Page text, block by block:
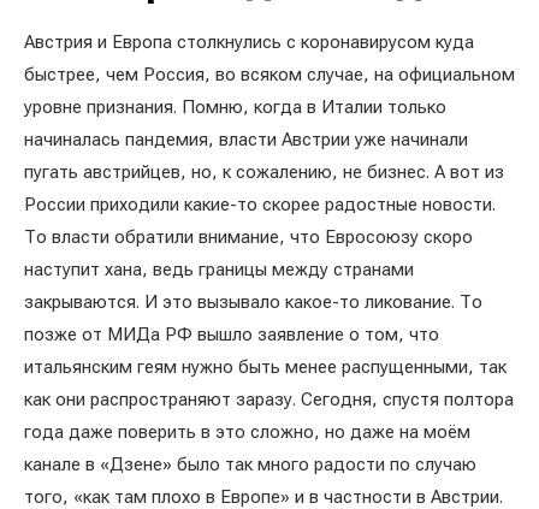
Австрия и Европа столкнулись с коронавирусом куда
быстрее, чем Россия, во всяком случае, на официальном
уровне признания. Помню, когда в Италии только
начиналась пандемия, власти Австрии уже начинали
пугать австрийцев, но, к сожалению, не бизнес. А вот из
России приходили какие-то скорее радостные новости.
То власти обратили внимание, что Евросоюзу скоро
наступит хана, ведь границы между странами
закрываются. И это вызывало какое-то ликование. То
позже от МИДа РФ вышло заявление о том, что
итальянским геям нужно быть менее распущенными, так
как они распространяют заразу. Сегодня, спустя полтора
года даже поверить в это сложно, но даже на моём
канале в «Дзене» было так много радости по случаю
того, «как там плохо в Европе» и в частности в Австрии.